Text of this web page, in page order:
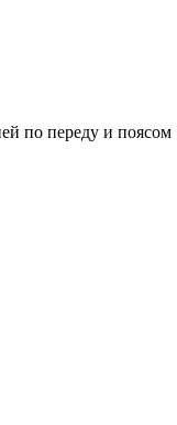
по переду и поясом